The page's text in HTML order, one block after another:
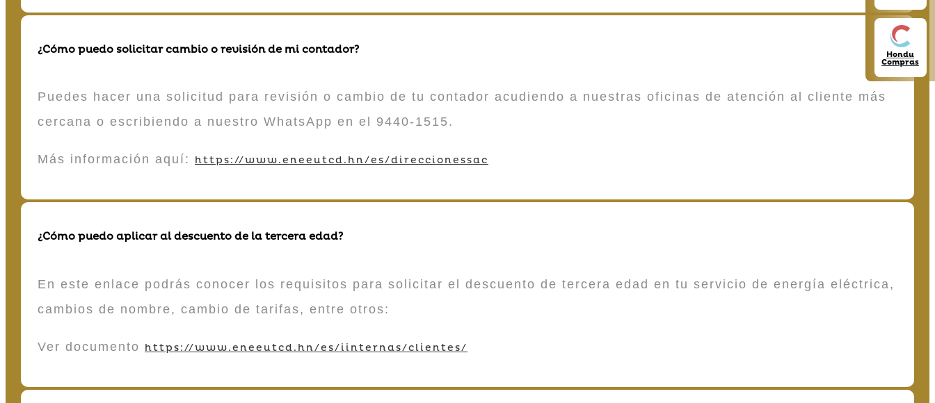
Hondu
Compras
¿Cómo puedo solicitar cambio o revisión de mi contador?
Puedes hacer una solicitud para revisión o cambio de tu contador acudiendo a nuestras oficinas de atención al cliente más
cercana o escribiendo a nuestro WhatsApp en el 9440-1515.
Más información aquí: https://www.eneeutcd.hn/es/direccionessac
¿Cómo puedo aplicar al descuento de la tercera edad?
En este enlace podrás conocer los requisitos para solicitar el descuento de tercera edad en tu servicio de energía eléctrica,
cambios de nombre, cambio de tarifas, entre otros:
Ver documento https://www.eneeutcd.hn/es/iinternas/clientes/